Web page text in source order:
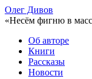
Олег Дивов
«Несём фигню в
Об авторе
Книги
Рассказы
Новости